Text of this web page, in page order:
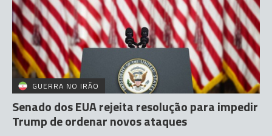
GUERRA NO IRÃO
Senado dos EUA rejeita resolução para impedir
Trump de ordenar novos ataques